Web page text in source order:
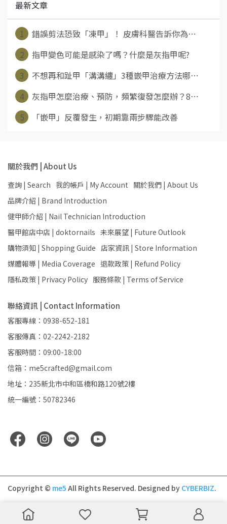
最新文章
1
錯誤剪法恐致「凍甲」！ 皮膚科醫告訴你為⋯
2
指甲變色可能是感染了嗎？什麼是灰指甲呢?
3
不想再和趾甲「溝溝纏」3種嵌甲治療方法哪⋯
4
灰指甲怎麼治療、預防，頻繁復發怎麼辦？8⋯
5
「嵌甲」反覆發生，初期靠兩步驟能改善
關於我們 | About Us
查詢 | Search 我的帳戶 | My Account 關於我們 | About Us
品牌介紹 | Brand Introduction
健甲師介紹 | Nail Technician Introduction
醫甲館店中店 | doktornails 未來展望 | Future Outlook
購物須知 | Shopping Guide 店家資訊 | Store Information
媒體報導 | Media Coverage 退款政策 | Refund Policy
隱私政策 | Privacy Policy 服務條款 | Terms of Service
聯絡資訊 | Contact Information
客服專線：0938-652-181
客服傳真：02-2242-2182
客服時間：09:00-18:00
信箱：me5crafted@gmail.com
地址：235新北市中和區橋和路120號2樓
統一編號：50782346
Copyright © me5 All Rights Reserved. Designed by CYBERBIZ.